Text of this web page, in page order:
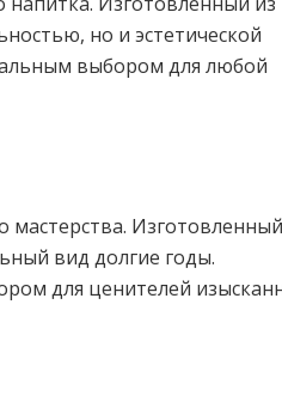
но и эстетической
выбором для любой
мастерства.
вид долгие годы.
для ценителей